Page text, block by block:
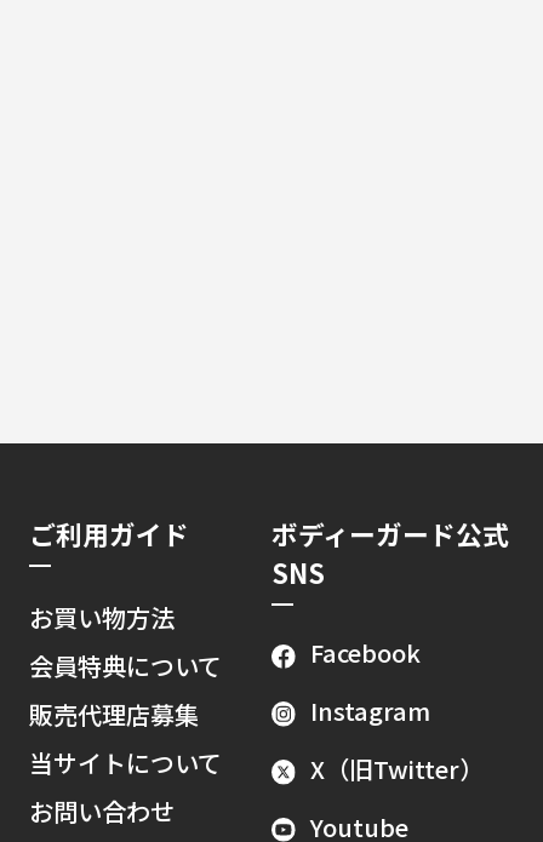
ご利用ガイド
お買い物方法
会員特典について
販売代理店募集
当サイトについて
お問い合わせ
ボディーガード公式
SNS
Facebook
Instagram
X（旧Twitter）
Youtube